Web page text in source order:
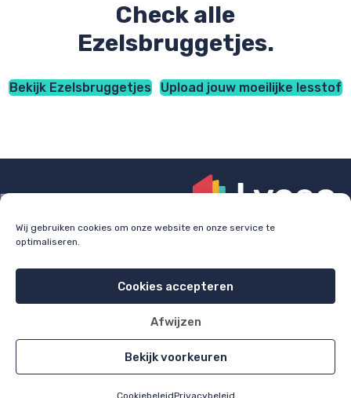
Wij gebruiken cookies om onze website en onze service te
optimaliseren.
Cookies accepteren
Afwijzen
Bekijk voorkeuren
CookiebeleidPrivacybeleid
Check alle
Ezelsbruggetjes.
Bekijk Ezelsbruggetjes Upload jouw moeilijke lesstof
examentraining.
All rights reserved 2026